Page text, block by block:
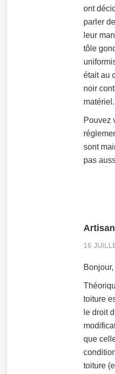
ont
parler
leur
tôle
était au
noir
matériel.
Pouvez
sont
pas
16
Bonjour,
toiture
le droit
que
toiture